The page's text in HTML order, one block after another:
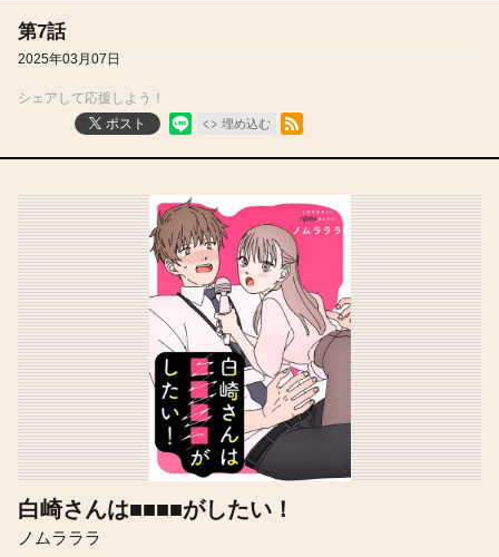
第7話
2025年03月07日
シェアして応援しよう！
ポスト
埋め込む
RSSフィード
白崎さんは■■■■がしたい！
ノムラララ